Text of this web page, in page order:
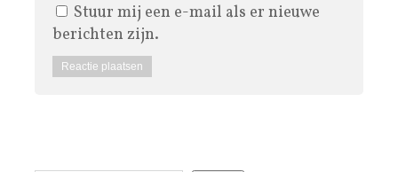
Stuur mij een e-mail als er nieuwe
berichten zijn.